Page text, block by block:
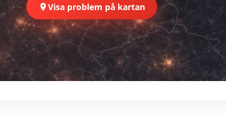
Visa problem på kartan